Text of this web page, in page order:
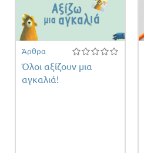
Άρθρα
Όλοι αξίζουν μια
αγκαλιά!